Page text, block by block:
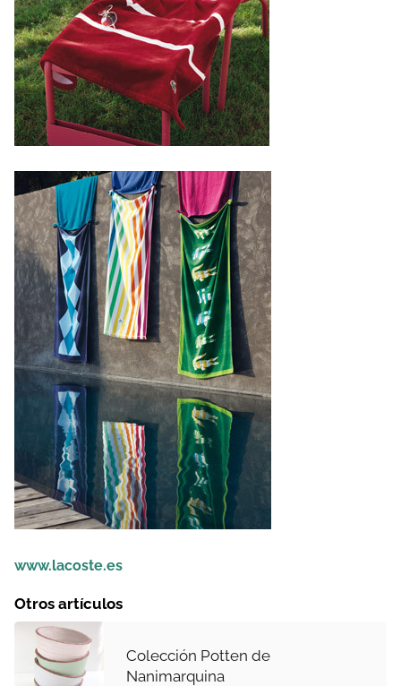
www.lacoste.es
Otros artículos
Colección Potten de
Nanimarquina